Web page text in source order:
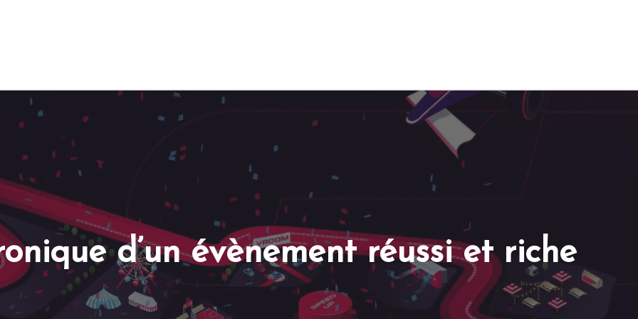
d’un évènement réussi et riche